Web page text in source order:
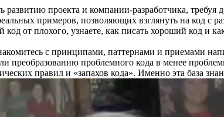
развитию проекта и компании-разработчика,
примеров, позволяющих взглянуть на код с
код от плохого, узнаете, как писать хороший код и
с принципами, паттернами и приемами
преобразованию проблемного кода в менее
правил и «запахов кода». Именно эта база